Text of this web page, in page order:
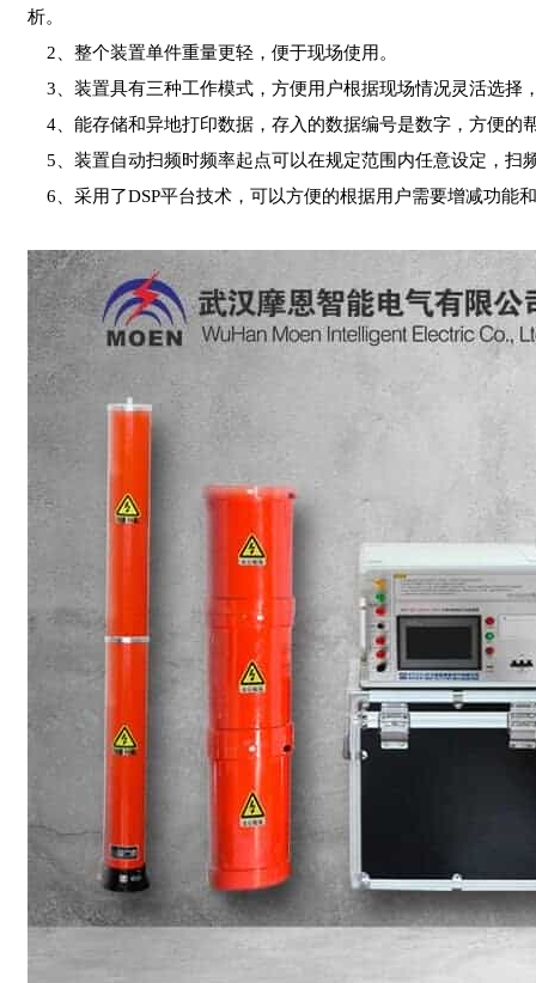
析。
2、整个装置单件重量更轻，便于现场使用。
3、装置具有三种工作模式，方便用户根据现场情况灵活选择
4、能存储和异地打印数据，存入的数据编号是数字，方便的
5、装置自动扫频时频率起点可以在规定范围内任意设定，扫
6、采用了DSP平台技术，可以方便的根据用户需要增减功能